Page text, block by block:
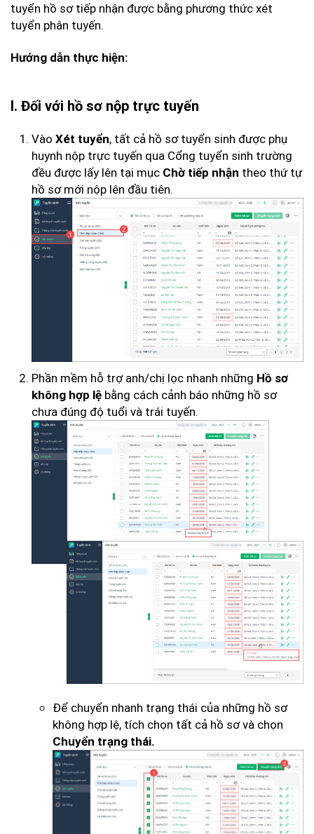
tuyển hồ sơ tiếp nhận được bằng phương thức xét
tuyển phân tuyến.
Hướng dẫn thực hiện:
I. Đối với hồ sơ nộp trực tuyến
Vào Xét tuyển, tất cả hồ sơ tuyển sinh được phụ
huynh nộp trực tuyến qua Cổng tuyển sinh trường
đều được lấy lên tại mục Chờ tiếp nhận theo thứ tự
hồ sơ mới nộp lên đầu tiên.
Phần mềm hỗ trợ anh/chị lọc nhanh những Hồ sơ
không hợp lệ bằng cách cảnh báo những hồ sơ
chưa đúng độ tuổi và trái tuyến.
Để chuyển nhanh trạng thái của những hồ sơ
không hợp lệ, tích chọn tất cả hồ sơ và chọn
Chuyển trạng thái.